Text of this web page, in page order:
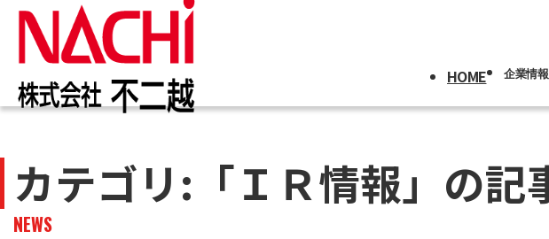
採用情報トップ
HOME 企業情報
企業情報 トップ
商品情報 トップ
カテゴリ:「ＩＲ情報」の記
NEWS